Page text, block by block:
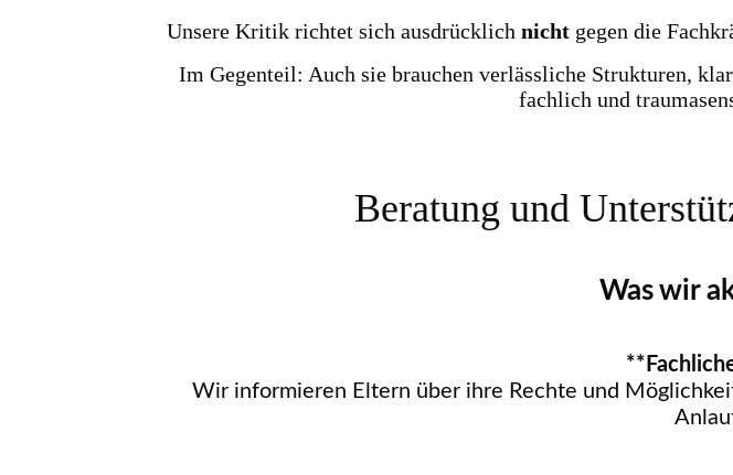
Unsere Kritik richtet sich ausdrücklich nicht gegen die
Im Gegenteil: Auch sie brauchen verlässliche Strukturen,
fachlich und
Beratung und
Was wir
Wir informieren Eltern über ihre Rechte und